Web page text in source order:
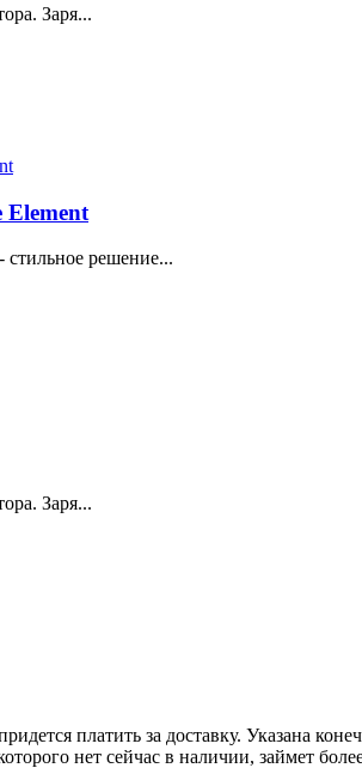
Заря...
Element
стильное решение...
Заря...
платить за доставку. Указана
нет сейчас в наличии, займет